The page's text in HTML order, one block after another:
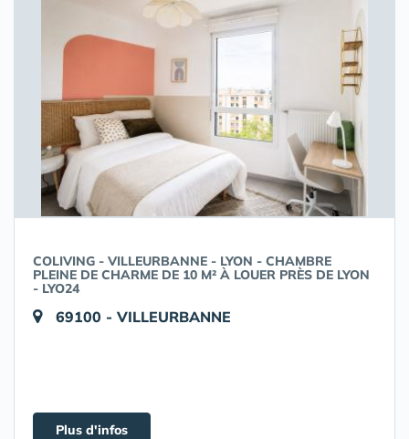
COLIVING - VILLEURBANNE - LYON - CHAMBRE
PLEINE DE CHARME DE 10 M² À LOUER PRÈS DE LYON
- LYO24
69100 - VILLEURBANNE
Plus d'infos